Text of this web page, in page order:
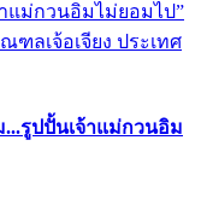
แม่กวนอิมไม่ยอมไป”
ฑลเจ้อเจียง ประเทศ
รูปปั้นเจ้าแม่กวนอิม